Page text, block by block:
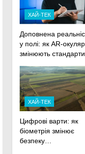
ХАЙ-ТЕК
Доповнена
у полі: як AR-
змінюють стандарти
техніки
ХАЙ-ТЕК
Цифрові варти: як
біометрія змінює
безпеку